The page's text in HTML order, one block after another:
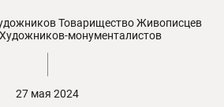
Товарищество Живописцев
монументалистов
27 мая 2024